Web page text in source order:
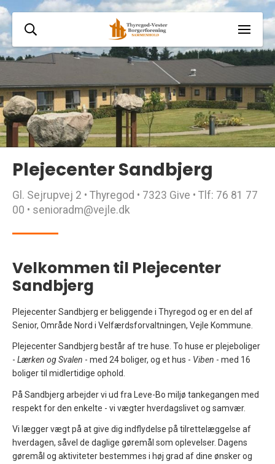
Plejecenter Sandbjerg
Gl. Sejrupvej 2 • Thyregod • 7323 Give • Tlf: 76 81 77
00 • senioradm@vejle.dk
Velkommen til Plejecenter
Sandbjerg
Plejecenter Sandbjerg er beliggende i Thyregod og er en del af
Senior, Område Nord i Velfærdsforvaltningen, Vejle Kommune.
Plejecenter Sandbjerg består af tre huse. To huse er plejeboliger
- Lærken og Svalen - med 24 boliger, og et hus - Viben - med 16
boliger til midlertidige ophold.
På Sandbjerg arbejder vi ud fra Leve-Bo miljø tankegangen med
respekt for den enkelte - vi vægter hverdagslivet og samvær.
Vi lægger vægt på at give dig indflydelse på tilrettelæggelse af
hverdagen, såvel de daglige gøremål som oplevelser. Dagens
gøremål og aktiviteter bestemmes i høj grad af dine ønsker og